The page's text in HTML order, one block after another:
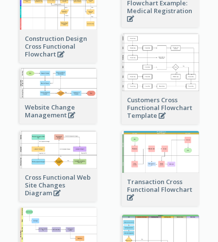
Flowchart Example:
Medical Registration
Construction Design
Cross Functional
Flowchart
Customers Cross
Functional Flowchart
Template
Website Change
Management
Cross Functional Web
Site Changes
Diagram
Transaction Cross
Functional Flowchart